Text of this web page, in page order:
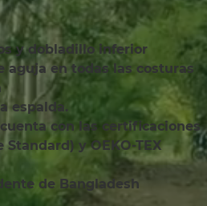
y dobladillo inferior
aguja en todas las costuras
espalda.
Standard) y OEKO-TEX
de Bangladesh